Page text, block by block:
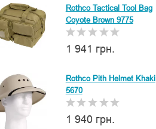
Rothco Tactical Tool Bag
Coyote Brown 9775
1 941 грн.
Rothco Pith Helmet Khaki
5670
1 940 грн.